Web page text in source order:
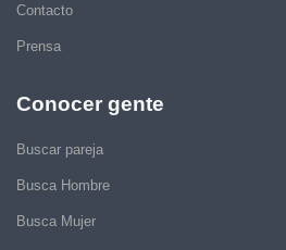
Contacto
Prensa
Conocer gente
Buscar pareja
Busca Hombre
Busca Mujer